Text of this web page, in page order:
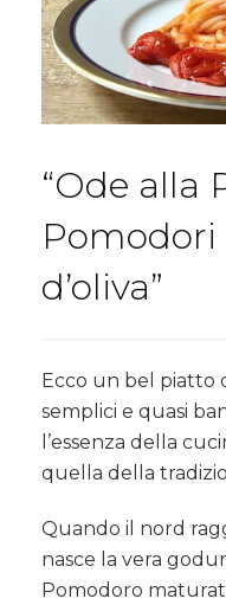
“Ode alla
Pomodori
d’oliva”
Ecco un bel piatto
semplici e quasi
l’essenza della
quella della
Quando il nord
nasce la vera
Pomodoro